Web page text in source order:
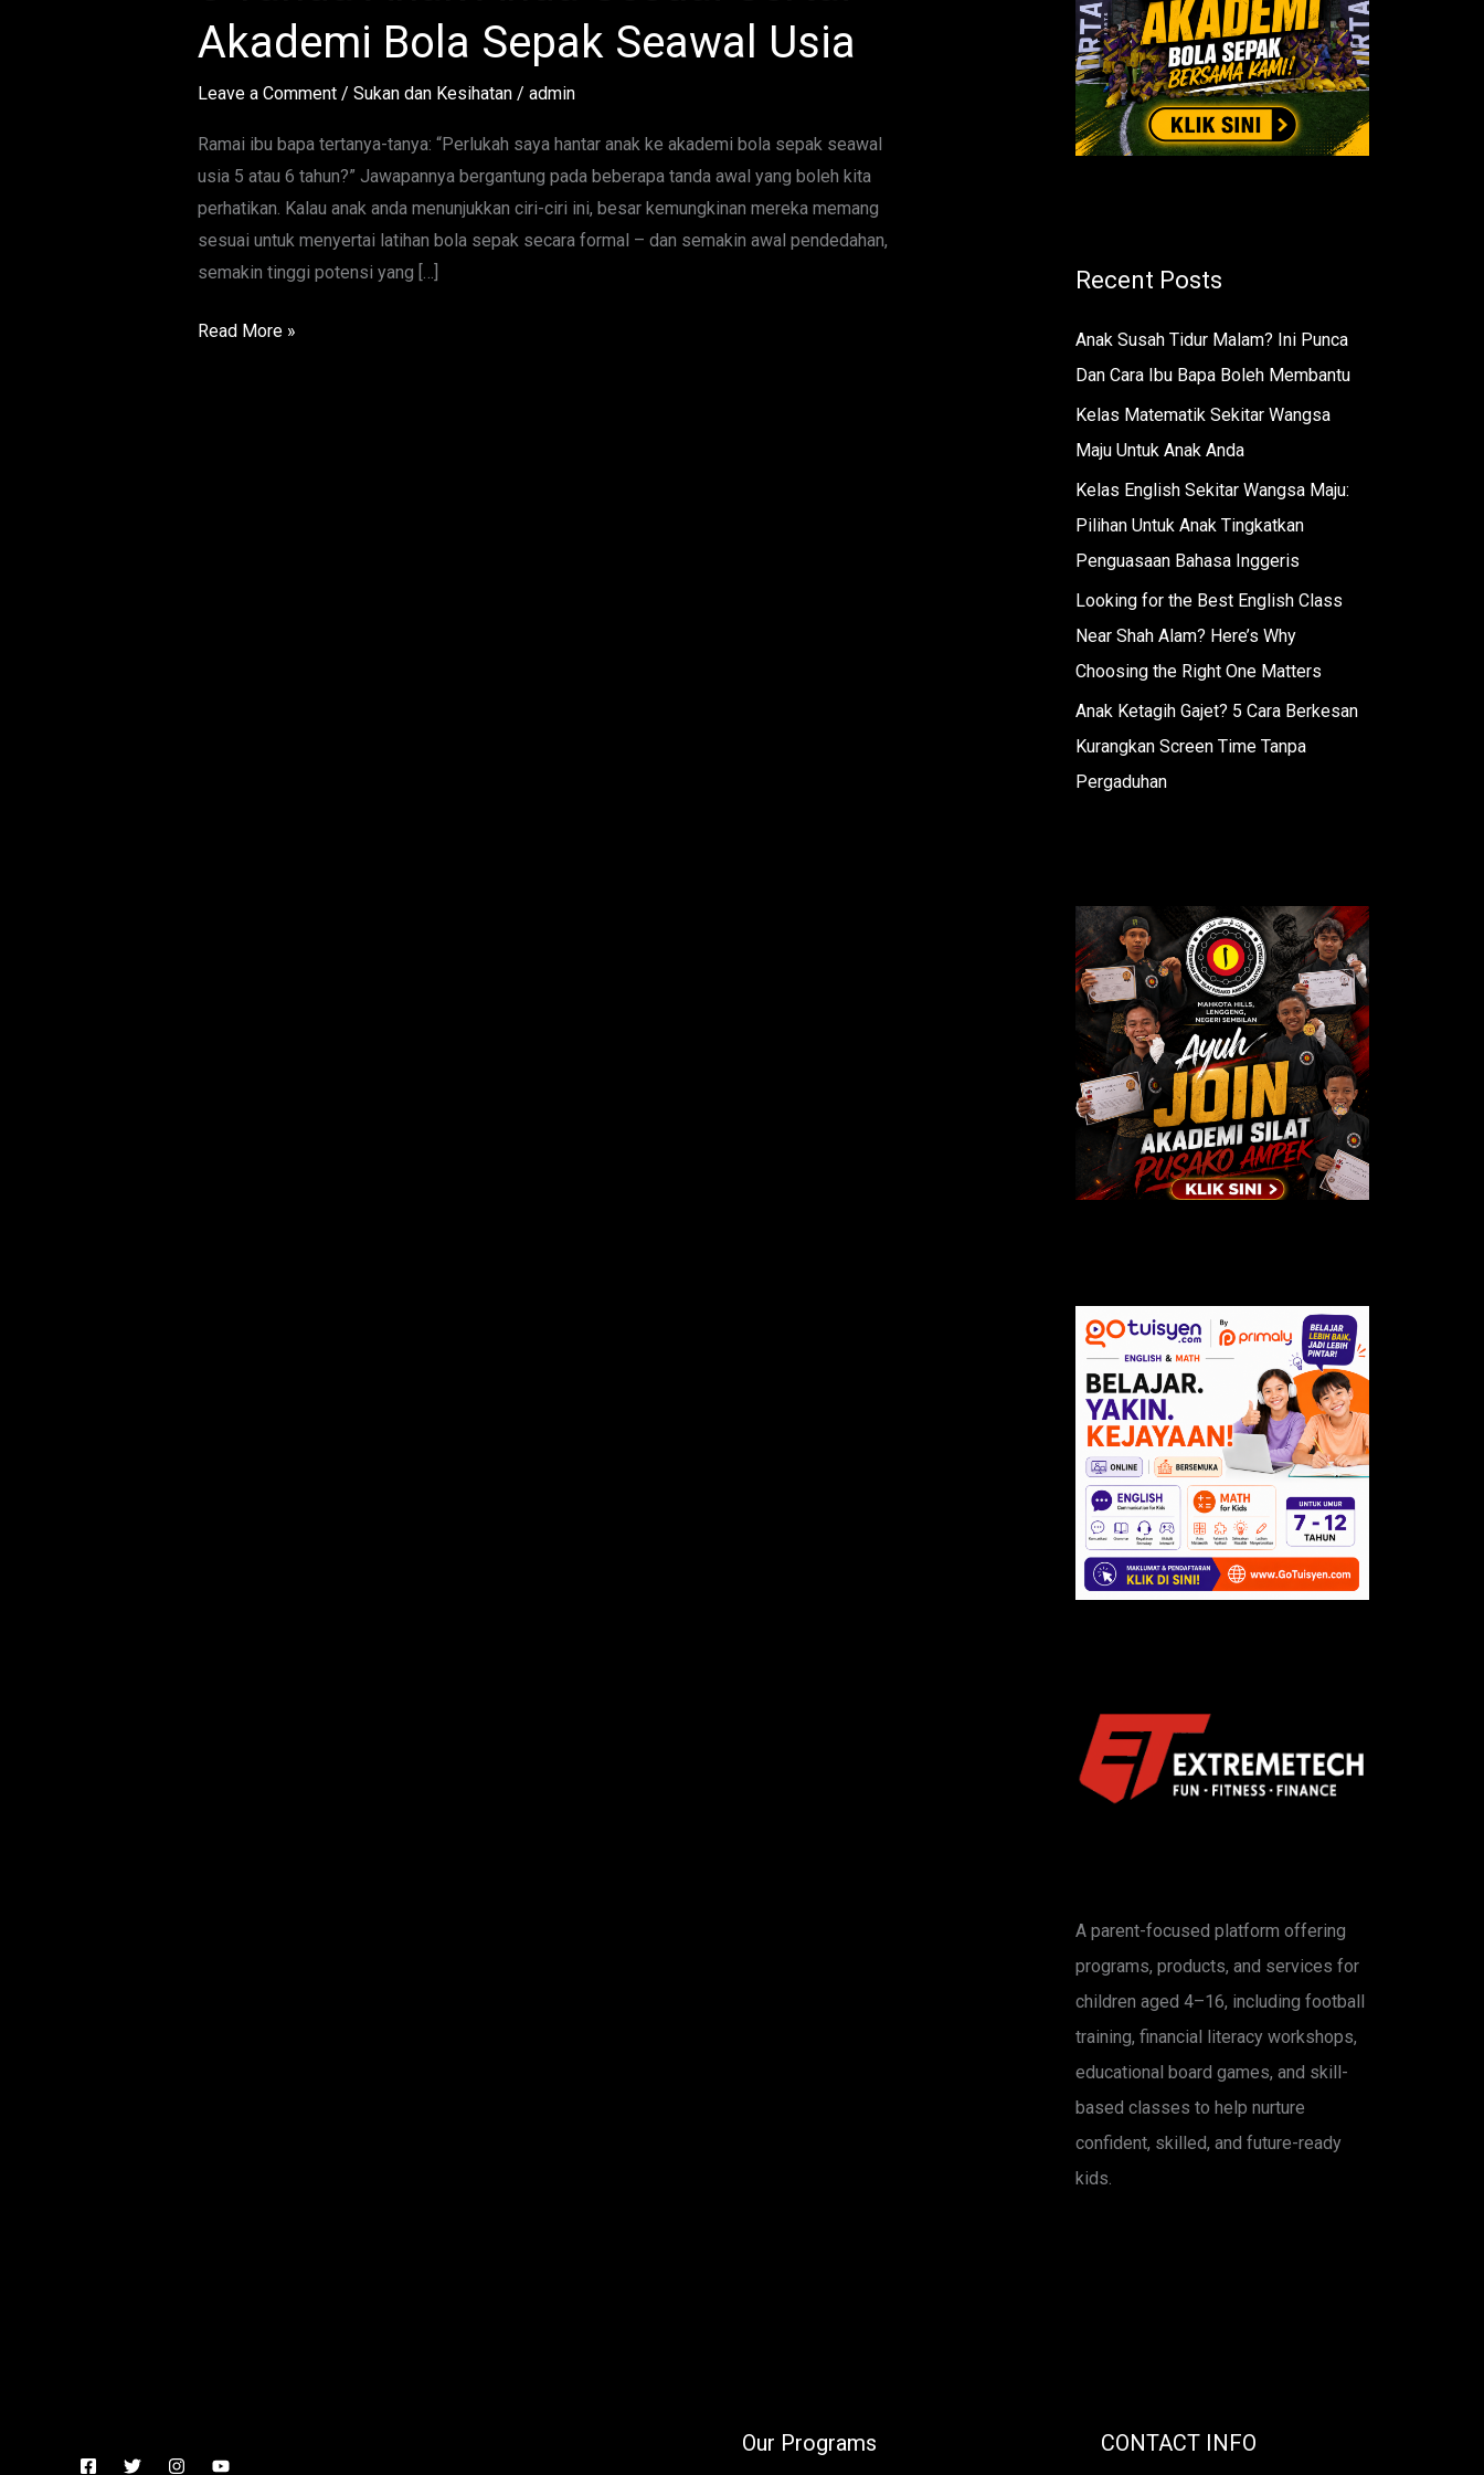
Akademi Bola Sepak Seawal Usia
Leave a Comment / Sukan dan Kesihatan/ admin
Ramai ibu bapa tertanya-tanya: “Perlukah saya hantar anak ke akademi bola sepak seawal
usia 5 atau 6 tahun?” Jawapannya bergantung pada beberapa tanda awal yang boleh kita
perhatikan. Kalau anak anda menunjukkan ciri-ciri ini, besar kemungkinan mereka memang
sesuai untuk menyertai latihan bola sepak secara formal – dan semakin awal pendedahan,
semakin tinggi potensi yang […]
Tanda
Anak
Sesuai
Sertai
Akademi
Bola
Seawal
Read More »
:
Recent Posts
Anak Susah Tidur Malam? Ini Punca
Dan Cara Ibu Bapa Boleh Membantu
Kelas Matematik Sekitar Wangsa
Maju Untuk Anak Anda
Kelas English Sekitar Wangsa Maju:
Pilihan Untuk Anak Tingkatkan
Penguasaan Bahasa Inggeris
Looking for the Best English Class
Near Shah Alam? Here’s Why
Choosing the Right One Matters
Anak Ketagih Gajet? 5 Cara Berkesan
Kurangkan Screen Time Tanpa
Pergaduhan
A parent-focused platform offering
programs, products, and services for
children aged 4–16, including football
training, financial literacy workshops,
educational board games, and skill-
based classes to help nurture
confident, skilled, and future-ready
kids.
Our Programs CONTACT INFO